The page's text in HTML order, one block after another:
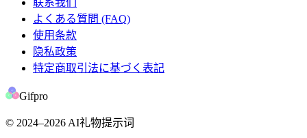
联系我们
よくある質問 (FAQ)
使用条款
隐私政策
特定商取引法に基づく表記
Gifpro
© 2024–2026 AI礼物提示词